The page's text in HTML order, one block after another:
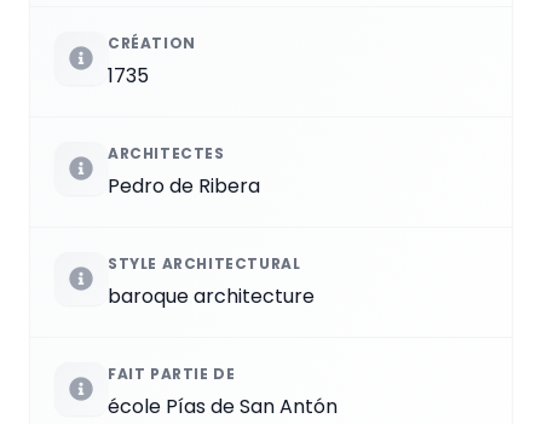
CRÉATION
1735
ARCHITECTES
Pedro de Ribera
STYLE ARCHITECTURAL
baroque architecture
FAIT PARTIE DE
école Pías de San Antón